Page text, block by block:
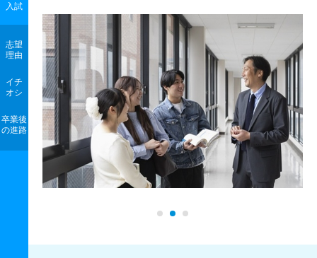
入試
志望
理由
イチ
オシ
卒業後
の進路